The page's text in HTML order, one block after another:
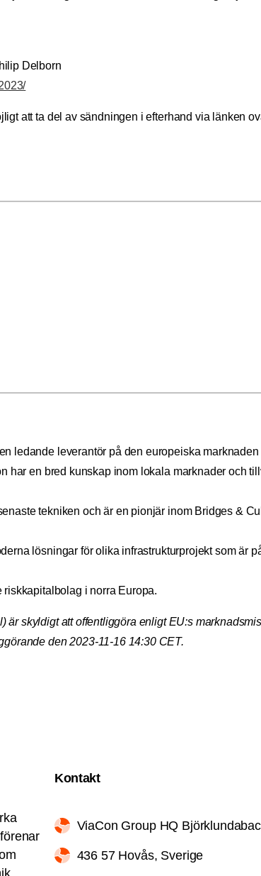
Delborn
att ta del av sändningen i efterhand via länken
ledande leverantör på den europeiska
har en bred kunskap inom lokala marknader och
tekniken och är en pionjär inom Bridges &
lösningar för olika infrastrukturprojekt som är
i norra Europa.
skyldigt att offentliggöra enligt EU:s
den 2023-11-16 14:30 CET.
Kontakt
ViaCon Group HQ
436 57 Hovås, Sverige